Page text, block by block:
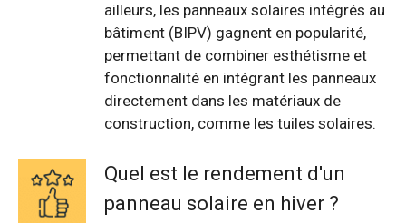
ailleurs, les panneaux solaires intégrés au
bâtiment (BIPV) gagnent en popularité,
permettant de combiner esthétisme et
fonctionnalité en intégrant les panneaux
directement dans les matériaux de
construction, comme les tuiles solaires.
Quel est le rendement d'un
panneau solaire en hiver ?